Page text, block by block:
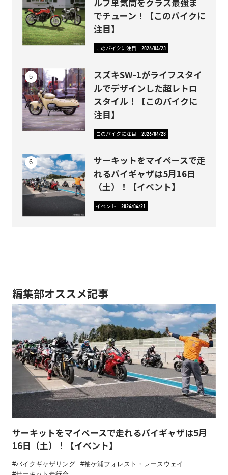
でチューン！【このバイクに
注目】
このバイクに注目 2026/04/23
スズキSW-1がライフスタイ
ルでデザインした超レトロ
スタイル！【このバイクに
注目】
このバイクに注目 2026/04/28
サーキットをマイペースで走
れるバイギャザは5月16日
（土）！【イベント】
イベント 2026/04/21
編集部オススメ記事
サーキットをマイペースで走れるバイギャザは5月
16日（土）！【イベント】
バイクギャザリング
袖ケ浦フォレスト・レースウェイ